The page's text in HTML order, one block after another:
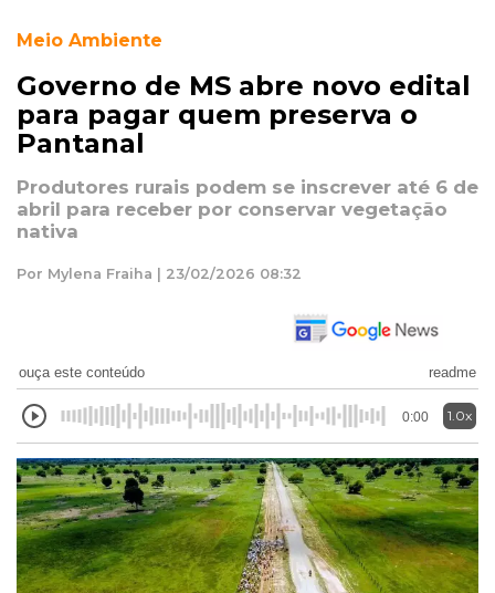
Meio Ambiente
Governo de MS abre novo edital
para pagar quem preserva o
Pantanal
Produtores rurais podem se inscrever até 6 de
abril para receber por conservar vegetação
nativa
Por Mylena Fraiha | 23/02/2026 08:32
ouça este conteúdo readme
0:00 1.0x